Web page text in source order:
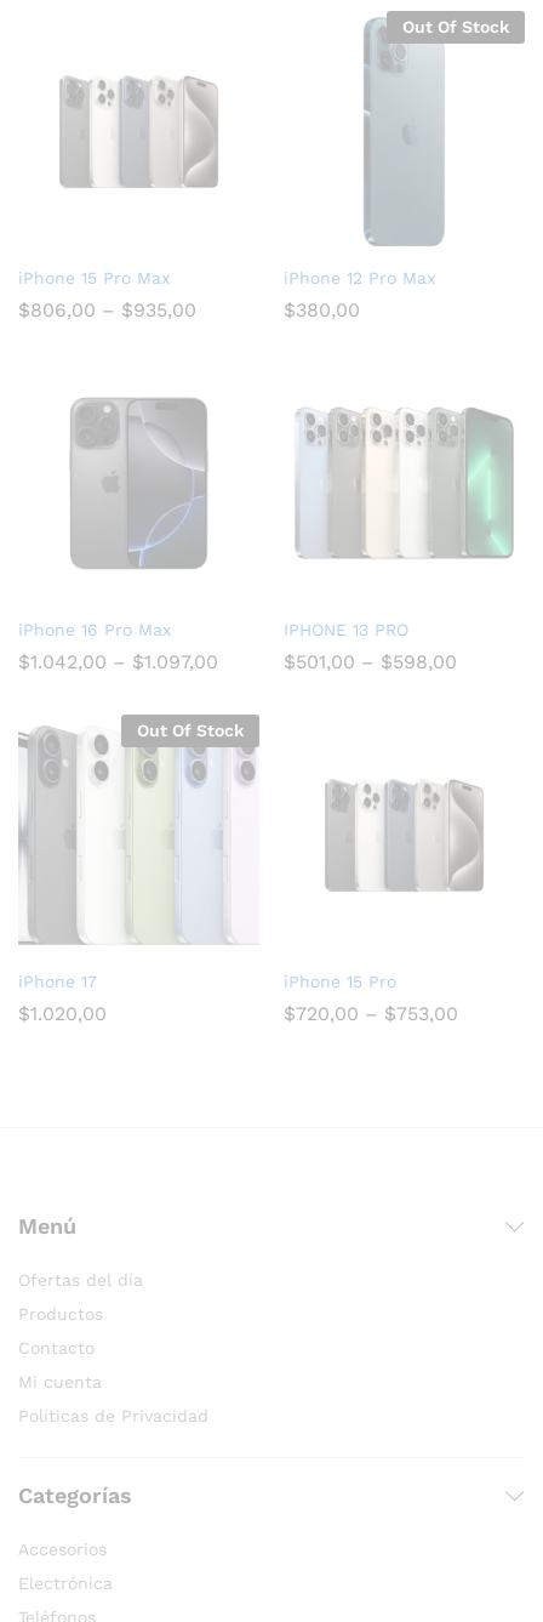
iPhone 15 Pro Max
$806,00 – $935,00
Out Of Stock
iPhone 12 Pro Max
$380,00
iPhone 16 Pro Max
$1.042,00 – $1.097,00
IPHONE 13 PRO
$501,00 – $598,00
Out Of Stock
iPhone 17
$1.020,00
iPhone 15 Pro
$720,00 – $753,00
Menú
Ofertas del día
Productos
Contacto
Mi cuenta
Políticas de Privacidad
Categorías
Accesorios
Electrónica
Teléfonos